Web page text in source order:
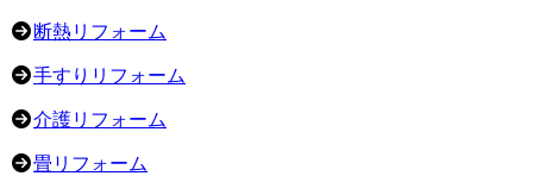
断熱リフォーム
手すりリフォーム
介護リフォーム
畳リフォーム